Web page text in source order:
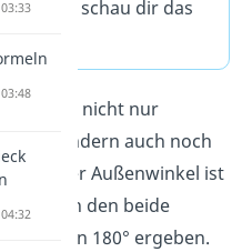
willst, schau dir das
Es gibt nicht nur
, sondern auch noch
. Der Außenwinkel ist
durch den beide
180° ergeben.